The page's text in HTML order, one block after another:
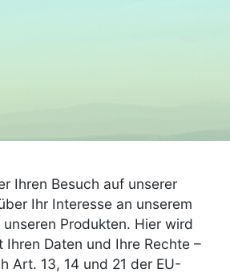
Ihren Besuch auf unserer
Ihr Interesse an unserem
Produkten. Hier wird
Ihren Daten und Ihre Rechte –
Art. 13, 14 und 21 der EU-